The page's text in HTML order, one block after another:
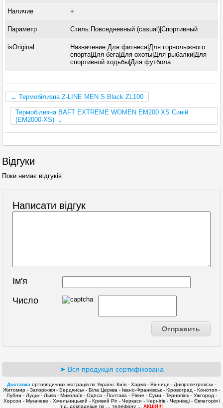
Наличие +
Параметр Стиль:Повседневный (casual)|Спортивный
isOriginal
Назначение:Для фитнеса|Для горнолыжного
спорта|Для бега|Для охоты|Для рыбалки|Для
спортивной ходьбы|Для футбола
← Термобілизна Z-LINE MEN S Black ZL100
Термобілизна BAFT EXTREME WOMEN EM200 XS Синій
(EM2000-XS) →
Відгуки
Поки немає відгуків
Написати відгук
Ім'я
Число
➤ Вся продукція сертифікована
Доставка ортопедичних матраців по Україні: Київ - Харків - Вінниця - Дніпропетровськ -
Житомир - Запоріжжя - Бердянськ - Біла Церква - Івано-Франківськ - Кіровоград - Конотоп -
Лубни - Луцьк - Львів - Миколаїв - Одеса - Полтава - Рівне - Суми - Тернопіль - Ужгород -
Херсон - Мукачеве - Хмельницький - Кривий Ріг - Черкаси - Чернігів - Чернівці - Євпаторія і
т.д. докладніше по ... телефону ... АКЦІЯ!!!